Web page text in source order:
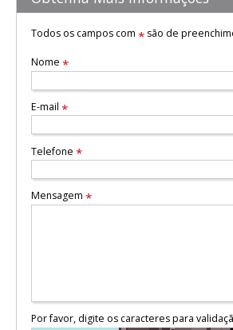
Todos os campos com *são de
Nome *
E-mail *
Telefone *
Mensagem *
Por favor, digite os caracteres para